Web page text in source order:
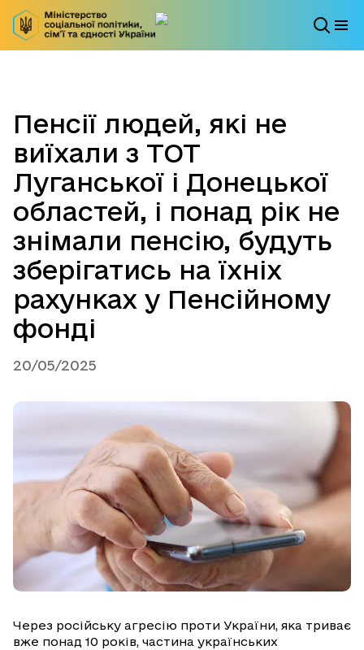
Пенсії людей, які не
виїхали з ТОТ
Луганської і Донецької
областей, і понад рік не
знімали пенсію, будуть
зберігатись на їхніх
рахунках у Пенсійному
фонді
20/05/2025
Через російську агресію проти України, яка триває
вже понад 10 років, частина українських